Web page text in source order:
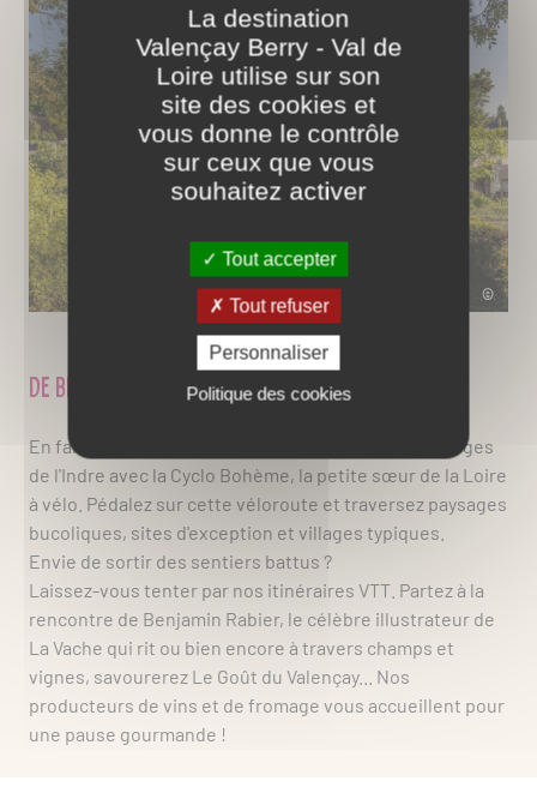
©
De belles rencontres à la clé
En famille, entre amis ou en solo, empruntez les berges
de l'Indre avec la Cyclo Bohème, la petite sœur de la Loire
à vélo. Pédalez sur cette véloroute et traversez paysages
bucoliques, sites d'exception et villages typiques.
Envie de sortir des sentiers battus ?
Laissez-vous tenter par nos itinéraires VTT. Partez à la
rencontre de Benjamin Rabier, le célèbre illustrateur de
La Vache qui rit ou bien encore à travers champs et
vignes, savourerez Le Goût du Valençay... Nos
producteurs de vins et de fromage vous accueillent pour
une pause gourmande !
La destination
Valençay Berry - Val de
Loire utilise sur son
site des cookies et
vous donne le contrôle
sur ceux que vous
souhaitez activer
Tout accepter
Tout refuser
Personnaliser
Politique des cookies